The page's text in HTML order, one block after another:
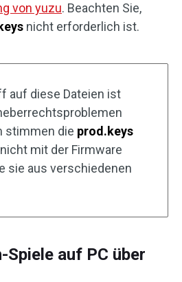
von yuzu. Beachten Sie,
nicht erforderlich ist.
auf diese Dateien ist
stimmen die prod.keys
mit der Firmware
sie aus verschiedenen
auf PC über